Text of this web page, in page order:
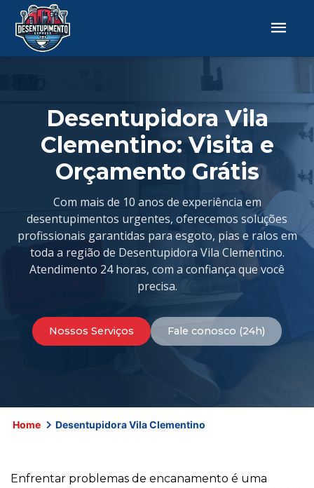
Desentupidora Vila
Clementino: Visita e
Orçamento Grátis
Com mais de 10 anos de experiência em
desentupimentos urgentes, oferecemos soluções
profissionais garantidas para esgoto, pias e ralos em
toda a região de Desentupidora Vila Clementino.
Atendimento 24 horas, com a confiança que você
precisa.
Nossos Serviços Fale conosco (24h)
Home Desentupidora Vila Clementino
Enfrentar problemas de encanamento é uma